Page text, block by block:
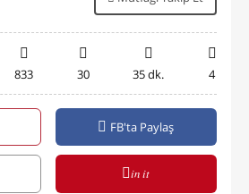
833 30 35 dk. 4
FB'ta Paylaş
in it